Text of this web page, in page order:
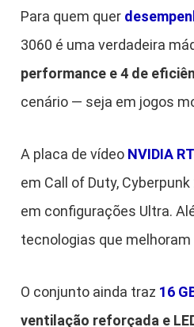
Para quem quer
3060 é uma verdadeira
performance e 4 de
cenário — seja em jogos
A placa de vídeo NVIDIA
em Call of Duty,
em configurações Ultra.
tecnologias que
O conjunto ainda traz 16
ventilação reforçada e